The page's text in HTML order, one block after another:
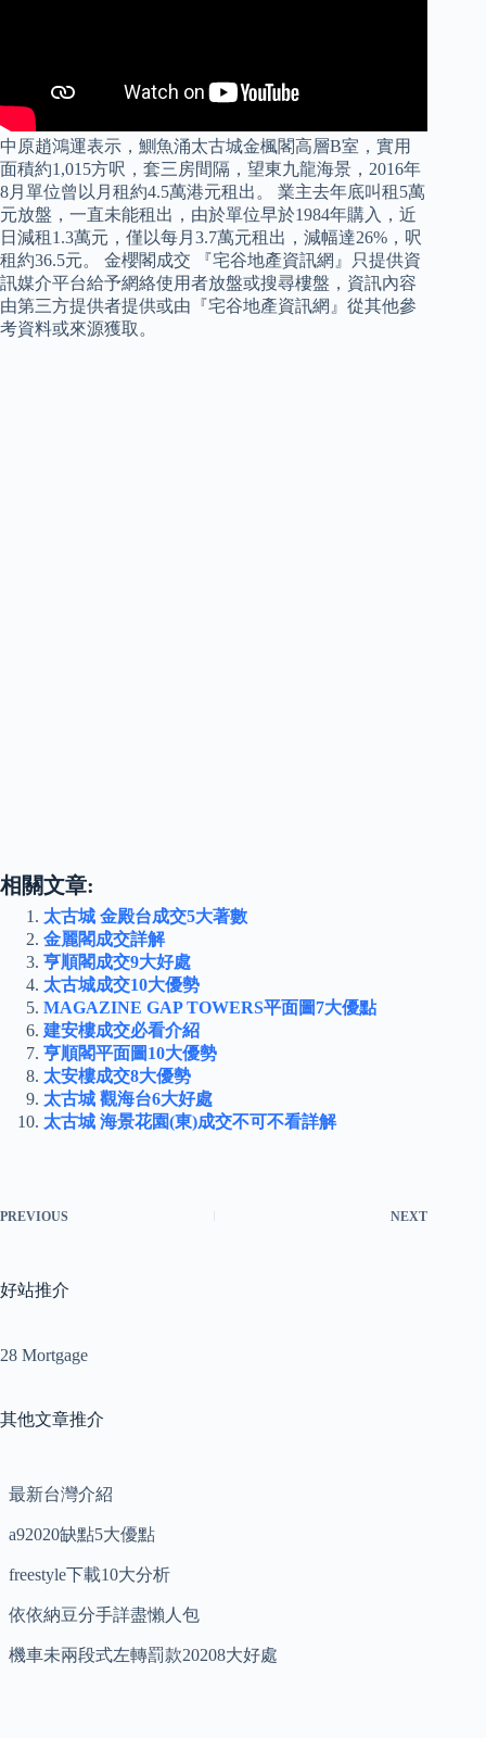
中原趙鴻運表示，鰂魚涌太古城金楓閣高層B室，實用
面積約1,015方呎，套三房間隔，望東九龍海景，2016年
8月單位曾以月租約4.5萬港元租出。 業主去年底叫租5萬
元放盤，一直未能租出，由於單位早於1984年購入，近
日減租1.3萬元，僅以每月3.7萬元租出，減幅達26%，呎
租約36.5元。 金櫻閣成交 『宅谷地產資訊網』只提供資
訊媒介平台給予網絡使用者放盤或搜尋樓盤，資訊內容
由第三方提供者提供或由『宅谷地產資訊網』從其他參
考資料或來源獲取。
相關文章:
太古城 金殿台成交5大著數
金麗閣成交詳解
亨順閣成交9大好處
太古城成交10大優勢
MAGAZINE GAP TOWERS平面圖7大優點
建安樓成交必看介紹
亨順閣平面圖10大優勢
太安樓成交8大優勢
太古城 觀海台6大好處
太古城 海景花園(東)成交不可不看詳解
PREVIOUS NEXT
好站推介
28 Mortgage
其他文章推介
最新台灣介紹
a92020缺點5大優點
freestyle下載10大分析
依依納豆分手詳盡懶人包
機車未兩段式左轉罰款20208大好處